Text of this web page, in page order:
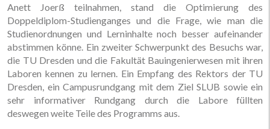
Anett Joerß teilnahmen, stand die Optimierung des
Doppeldiplom-Studienganges und die Frage, wie man die
Studienordnungen und Lerninhalte noch besser aufeinander
abstimmen könne. Ein zweiter Schwerpunkt des Besuchs war,
die TU Dresden und die Fakultät Bauingenierwesen mit ihren
Laboren kennen zu lernen. Ein Empfang des Rektors der TU
Dresden, ein Campusrundgang mit dem Ziel SLUB sowie ein
sehr informativer Rundgang durch die Labore füllten
deswegen weite Teile des Programms aus.